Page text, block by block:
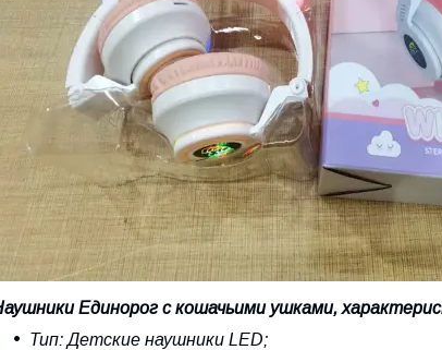
Единорог с кошачьими ушками,
Тип: Детские наушники LED;